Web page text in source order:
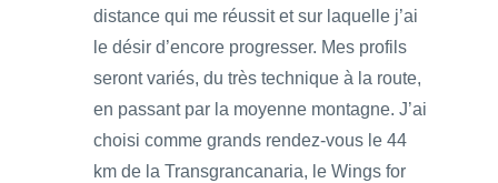
distance qui me réussit et sur laquelle j’ai
le désir d’encore progresser. Mes profils
seront variés, du très technique à la route,
en passant par la moyenne montagne. J’ai
choisi comme grands rendez-vous le 44
km de la Transgrancanaria, le Wings for